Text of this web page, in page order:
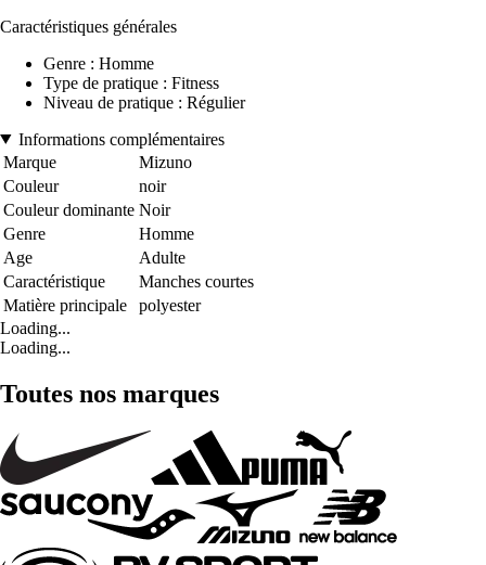
Caractéristiques générales
Genre : Homme
Type de pratique : Fitness
Niveau de pratique : Régulier
Informations complémentaires
Marque
Mizuno
Couleur
noir
Couleur dominante Noir
Genre
Homme
Age
Adulte
Caractéristique
Manches courtes
Matière principale
polyester
Loading...
Loading...
Toutes nos marques